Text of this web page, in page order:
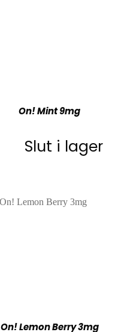
On! Mint 9mg
Slut i lager
On! Lemon Berry 3mg